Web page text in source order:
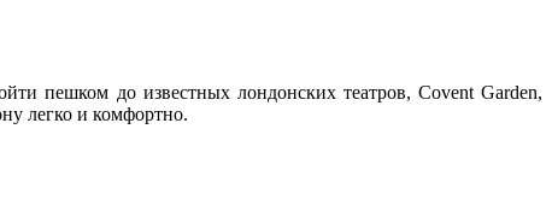
пешком до известных лондонских театров, Covent Garden,
легко и комфортно.